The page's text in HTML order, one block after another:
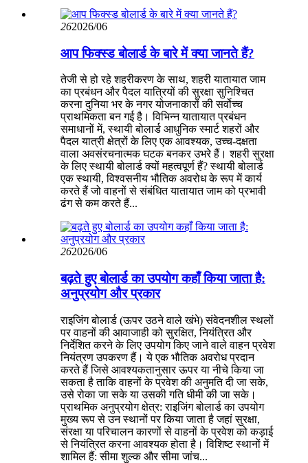
262026/06
आप फिक्स्ड बोलार्ड के बारे में क्या जानते हैं?
तेजी से हो रहे शहरीकरण के साथ, शहरी यातायात जाम
का प्रबंधन और पैदल यात्रियों की सुरक्षा सुनिश्चित
करना दुनिया भर के नगर योजनाकारों की सर्वोच्च
प्राथमिकता बन गई है। विभिन्न यातायात प्रबंधन
समाधानों में, स्थायी बोलार्ड आधुनिक स्मार्ट शहरों और
पैदल यात्री क्षेत्रों के लिए एक आवश्यक, उच्च-दक्षता
वाला अवसंरचनात्मक घटक बनकर उभरे हैं। शहरी सुरक्षा
के लिए स्थायी बोलार्ड क्यों महत्वपूर्ण हैं? स्थायी बोलार्ड
एक स्थायी, विश्वसनीय भौतिक अवरोध के रूप में कार्य
करते हैं जो वाहनों से संबंधित यातायात जाम को प्रभावी
ढंग से कम करते हैं...
262026/06
बढ़ते हुए बोलार्ड का उपयोग कहाँ किया जाता है:
अनुप्रयोग और प्रकार
राइजिंग बोलार्ड (ऊपर उठने वाले खंभे) संवेदनशील स्थलों
पर वाहनों की आवाजाही को सुरक्षित, नियंत्रित और
निर्देशित करने के लिए उपयोग किए जाने वाले वाहन प्रवेश
नियंत्रण उपकरण हैं। ये एक भौतिक अवरोध प्रदान
करते हैं जिसे आवश्यकतानुसार ऊपर या नीचे किया जा
सकता है ताकि वाहनों के प्रवेश की अनुमति दी जा सके,
उसे रोका जा सके या उसकी गति धीमी की जा सके।
प्राथमिक अनुप्रयोग क्षेत्र: राइजिंग बोलार्ड का उपयोग
मुख्य रूप से उन स्थानों पर किया जाता है जहां सुरक्षा,
संरक्षा या परिचालन कारणों से वाहनों के प्रवेश को कड़ाई
से नियंत्रित करना आवश्यक होता है। विशिष्ट स्थानों में
शामिल हैं: सीमा शुल्क और सीमा जांच...